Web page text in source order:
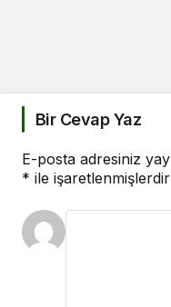
Bir Cevap Yaz
E-posta adresiniz
* ile işaretlenmişlerdir